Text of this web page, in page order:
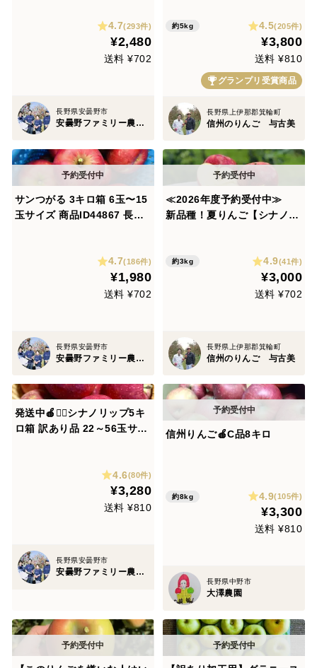
玉〜15玉サイズ 商品ID4291
8 長野県 信州 安曇野 リンゴ
4.7(293件)
¥2,480
送料 ¥702
長野県安曇野市
安曇野ファミリー農産 果物部門4年連続1位&殿堂入り&りんごグランプリ2025最高金賞1位 信州りんご 幻のりんご
約5kg 4.5(205件)
¥3,800
送料 ¥810
グランプリ受賞商品
長野県上伊那郡箕輪町
信州のりんご 与古美
サンつがる 3キロ箱 6玉〜15
玉サイズ 商品ID44867 長野
4.7(186件)
¥1,980
送料 ¥702
長野県安曇野市
安曇野ファミリー農産 果物部門4年連続1位&殿堂入り&りんごグランプリ2025最高金賞1位 信州りんご 幻のりんご
≪2026年度予約受付中≫
新品種！夏りんご【シナノリ
約3kg 4.9(41件)
¥3,000
送料 ¥702
長野県上伊那郡箕輪町
信州のりんご 与古美
発送中🍎🏃‍♀️シナノリップ5キ
ロ箱 訳あり品 22～56玉サイ
4.6(80件)
¥3,280
送料 ¥810
長野県安曇野市
安曇野ファミリー農産 果物部門4年連続1位&殿堂入り&りんごグランプリ2025最高金賞1位 信州りんご 幻のりんご
信州りんご🍎C品8キロ
約8kg 4.9(105件)
¥3,300
送料 ¥810
長野県中野市
大澤農園